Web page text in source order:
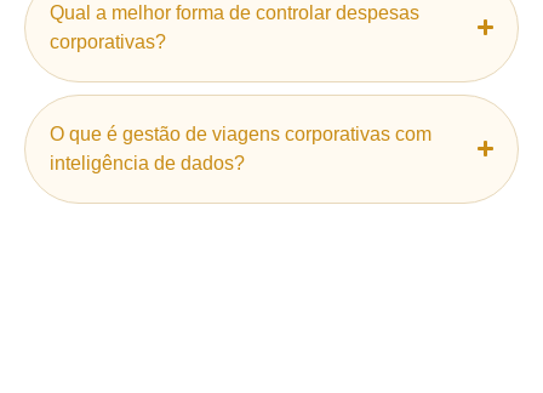
Qual a melhor forma de controlar despesas
corporativas?
O que é gestão de viagens corporativas com
inteligência de dados?